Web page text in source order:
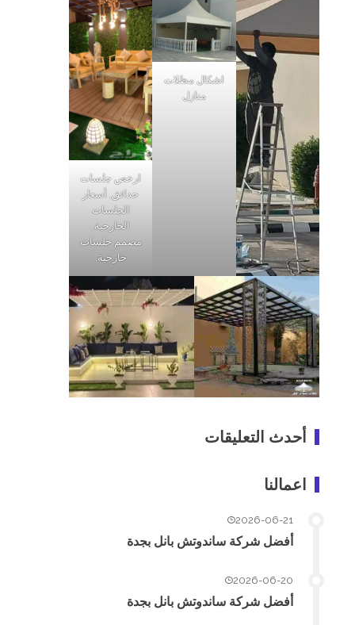
اشكال مظلات
منازل
ارخص جلسات
حدائق, أسعار
الجلسات
الخارجية,
مصمم جلسات
خارجية,
أحدث التعليقات
اعمالنا
2026-06-21
أفضل شركة ساندوتش بانل بجدة
2026-06-20
أفضل شركة ساندوتش بانل بجدة